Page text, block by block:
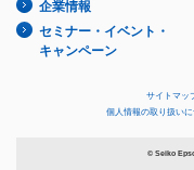
企業情報
セミナー・イベント・
キャンペーン
サイトマッ
個人情報の取り扱い
© Seiko